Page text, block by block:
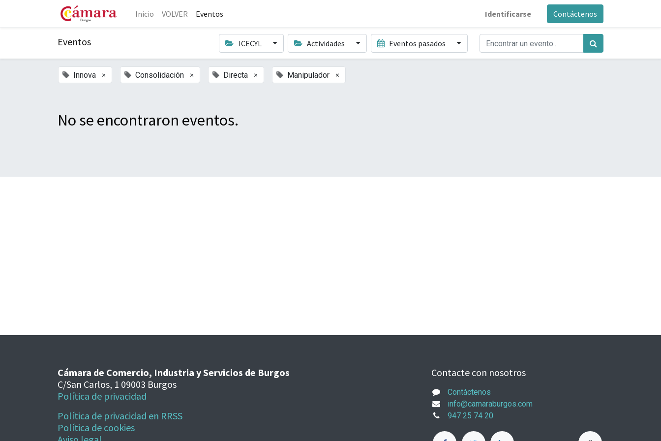
Inicio VOLVER Eventos Identificarse Contáctenos
Eventos ICECYL Actividades Eventos pasados
Innova × Consolidación × Directa × Manipulador ×
No se encontraron eventos.
Cámara de Comercio, Industria y Servicios de Burgos
C/San Carlos, 1 09003 Burgos
Política de privacidad
Política de privacidad en RRSS
Política de cookies
Contacte con nosotros
Contáctenos
info@camaraburgos.com
947 25 74 20